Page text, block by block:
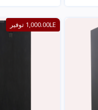
عرض
1,000.00LE توفير